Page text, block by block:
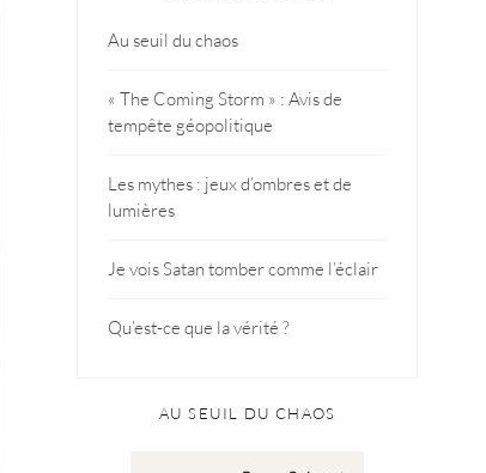
Au seuil du chaos
« The Coming Storm » : Avis de
tempête géopolitique
Les mythes : jeux d’ombres et de
lumières
Je vois Satan tomber comme l’éclair
Qu’est-ce que la vérité ?
AU SEUIL DU CHAOS